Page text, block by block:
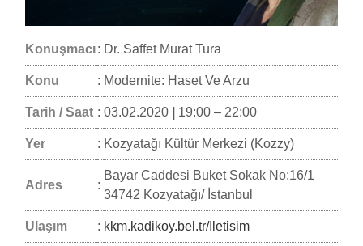
Konuşmacı: Dr. Saffet Murat Tura
Konu : Modernite: Haset Ve Arzu
Tarih / Saat : 03.02.2020 19:00 – 22:00
Yer : Kozyatağı Kültür Merkezi (Kozzy)
Adres :
Bayar Caddesi Buket Sokak No:16/1
34742 Kozyatağı/ İstanbul
Ulaşım : kkm.kadikoy.bel.tr/Iletisim